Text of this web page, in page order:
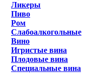
Ликеры
Пиво
Ром
Слабоалкогольные
Вино
Игристые вина
Плодовые вина
Специальные вина